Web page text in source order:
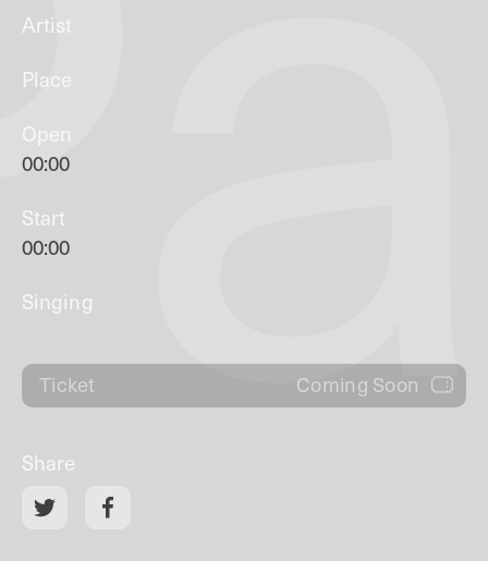
Artist
Place
Open
00:00
Start
00:00
Singing
Ticket Coming Soon
Share